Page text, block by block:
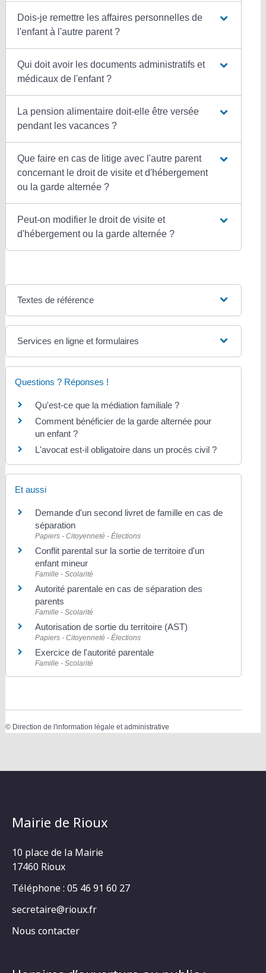
Dois-je remettre les affaires personnelles de
l'enfant à l'autre parent ?
Qui doit avoir les documents administratifs et
médicaux de l'enfant ?
La pension alimentaire doit-elle être versée
pendant les vacances ?
Que faire en cas de litige avec l'autre parent
concernant le droit de visite et d'hébergement
ou la garde alternée ?
Peut-on modifier le droit de visite et
d'hébergement ou la garde alternée ?
Textes de référence
Services en ligne et formulaires
Questions ? Réponses !
Qu'est-ce que la médiation familiale ?
Comment bénéficier de la garde alternée pour
un enfant ?
L'avocat est-il obligatoire dans un procès civil ?
Et aussi
Demande d'un second livret de famille en cas de
séparation
Papiers - Citoyenneté - Élections
Conflit parental sur la sortie de territoire d'un
enfant mineur
Famille - Scolarité
Autorité parentale en cas de séparation des
parents
Famille - Scolarité
Autorisation de sortie du territoire (AST)
Papiers - Citoyenneté - Élections
Exercice de l'autorité parentale
Famille - Scolarité
© Direction de l'information légale et administrative
Mairie de Rioux
10 place de la Mairie
17460 Rioux
Téléphone : 05 46 91 60 27
secretaire@rioux.fr
Nous contacter